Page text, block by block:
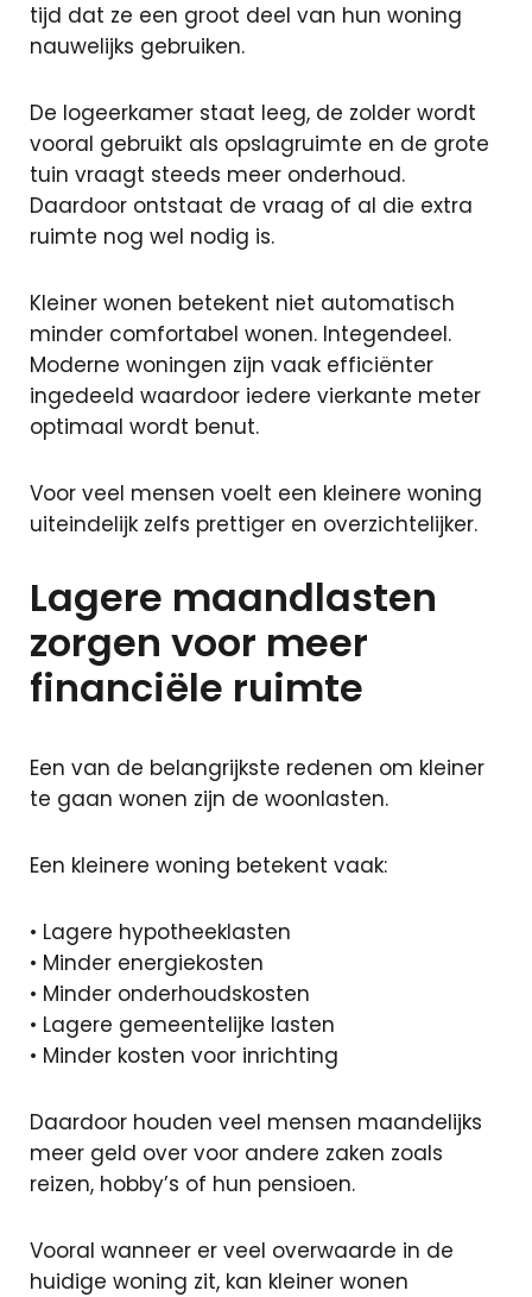
tijd dat ze een groot deel van hun woning
nauwelijks gebruiken.
De logeerkamer staat leeg, de zolder wordt
vooral gebruikt als opslagruimte en de grote
tuin vraagt steeds meer onderhoud.
Daardoor ontstaat de vraag of al die extra
ruimte nog wel nodig is.
Kleiner wonen betekent niet automatisch
minder comfortabel wonen. Integendeel.
Moderne woningen zijn vaak efficiënter
ingedeeld waardoor iedere vierkante meter
optimaal wordt benut.
Voor veel mensen voelt een kleinere woning
uiteindelijk zelfs prettiger en overzichtelijker.
Lagere maandlasten
zorgen voor meer
financiële ruimte
Een van de belangrijkste redenen om kleiner
te gaan wonen zijn de woonlasten.
Een kleinere woning betekent vaak:
• Lagere hypotheeklasten
• Minder energiekosten
• Minder onderhoudskosten
• Lagere gemeentelijke lasten
• Minder kosten voor inrichting
Daardoor houden veel mensen maandelijks
meer geld over voor andere zaken zoals
reizen, hobby’s of hun pensioen.
Vooral wanneer er veel overwaarde in de
huidige woning zit, kan kleiner wonen
Woning
verkopen
kopen
Taxaties
Over ons
Over ons
Contact
Blog
Handige